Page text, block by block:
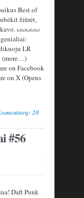
Best of
žiūrėt,
ωωωωω
LR
(more…)
on Facebook
on X (Opens
20
#56
Daft Punk